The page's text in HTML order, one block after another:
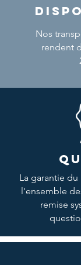
Nos
rendent
La garantie
l'ensemble
remise